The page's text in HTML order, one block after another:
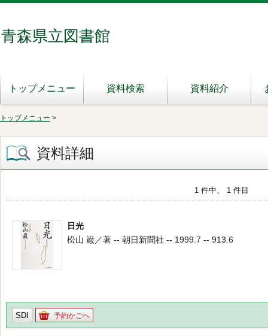
青森県立図書館
トップメニュー 資料検索 資料紹介
トップメニュー >
資料詳細
1 件中、 1 件目
日光
松山 巌／著 -- 朝日新聞社 -- 1999.7 -- 913.6
SDI 予約かごへ